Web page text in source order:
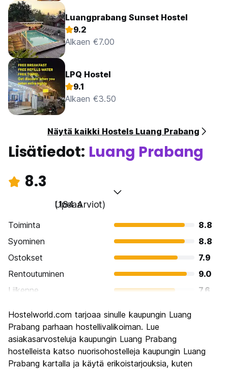
Luangprabang Sunset Hostel
9.2
Alkaen €7.00
LPQ Hostel
9.1
Alkaen €3.50
Näytä kaikki Hostels Luang Prabang
Lisätiedot: Luang Prabang
8.3
Upeaa
(184 Arviot)
Toiminta
8.8
Syominen
8.8
Ostokset
7.9
Rentoutuminen
9.0
Liikenne
7.6
Kulttuuri
Yöelämä
Rahanarvoinen
8.1
Hostelworld.com tarjoaa sinulle kaupungin Luang
Prabang parhaan hostellivalikoiman. Lue
asiakasarvosteluja kaupungin Luang Prabang
hostelleista katso nuorisohostelleja kaupungin Luang
Prabang kartalla ja käytä erikoistarjouksia, kuten